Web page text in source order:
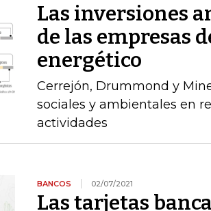
Las inversiones
de las empresas
energético
Cerrejón, Drummond y
sociales y ambientales en
actividades
BANCOS 02/07/2021
Las tarjetas